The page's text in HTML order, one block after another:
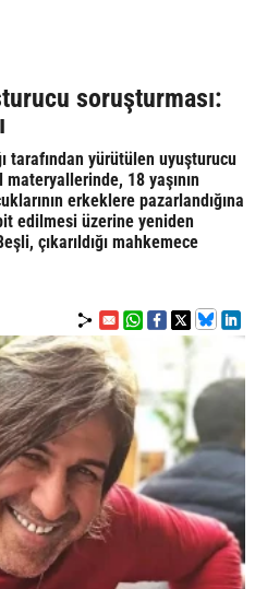
soruşturması:
tarafından yürütülen uyuşturucu
18 yaşının
erkeklere pazarlandığına
edilmesi üzerine yeniden
çıkarıldığı mahkemece